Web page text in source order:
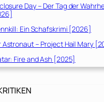
Day – Der Tag der
Ein Schafskrimi [2026]
Astronaut – Project Hail Mary
Fire and Ash [2025]